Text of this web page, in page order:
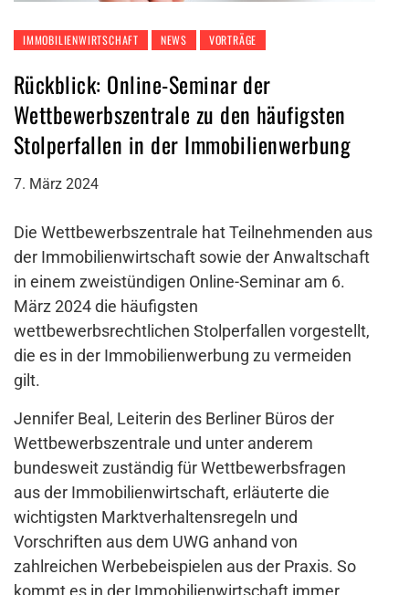
IMMOBILIENWIRTSCHAFT NEWS VORTRÄGE
Rückblick: Online-Seminar der
Wettbewerbszentrale zu den häufigsten
Stolperfallen in der Immobilienwerbung
7. März 2024
Die Wettbewerbszentrale hat Teilnehmenden aus
der Immobilienwirtschaft sowie der Anwaltschaft
in einem zweistündigen Online-Seminar am 6.
März 2024 die häufigsten
wettbewerbsrechtlichen Stolperfallen vorgestellt,
die es in der Immobilienwerbung zu vermeiden
gilt.
Jennifer Beal, Leiterin des Berliner Büros der
Wettbewerbszentrale und unter anderem
bundesweit zuständig für Wettbewerbsfragen
aus der Immobilienwirtschaft, erläuterte die
wichtigsten Marktverhaltensregeln und
Vorschriften aus dem UWG anhand von
zahlreichen Werbebeispielen aus der Praxis. So
kommt es in der Immobilienwirtschaft immer